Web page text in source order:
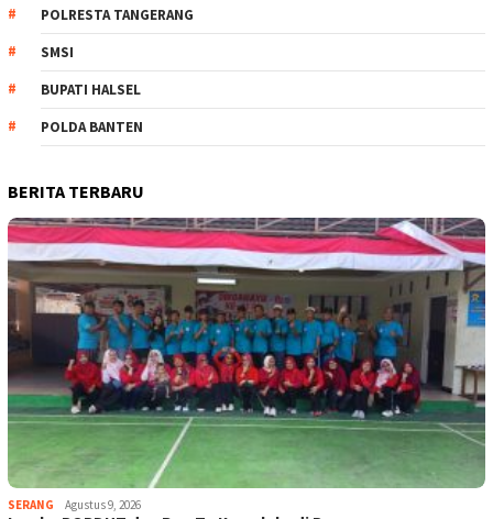
POLRESTA TANGERANG
SMSI
BUPATI HALSEL
POLDA BANTEN
BERITA TERBARU
SERANG Agustus 9, 2026